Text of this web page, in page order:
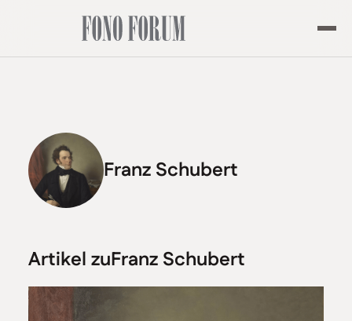
Franz Schubert
Artikel zuFranz Schubert